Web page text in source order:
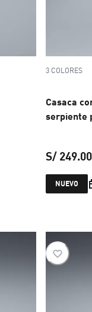
3 COLORES
Casaca
serpiente
S/ 249.00
NUEVO